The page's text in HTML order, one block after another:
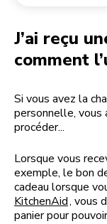
J’ai reçu
comment
Si vous avez la
personnelle, vous
procéder...
Lorsque vous
exemple, le bon
cadeau lorsque
KitchenAid, vous
panier pour